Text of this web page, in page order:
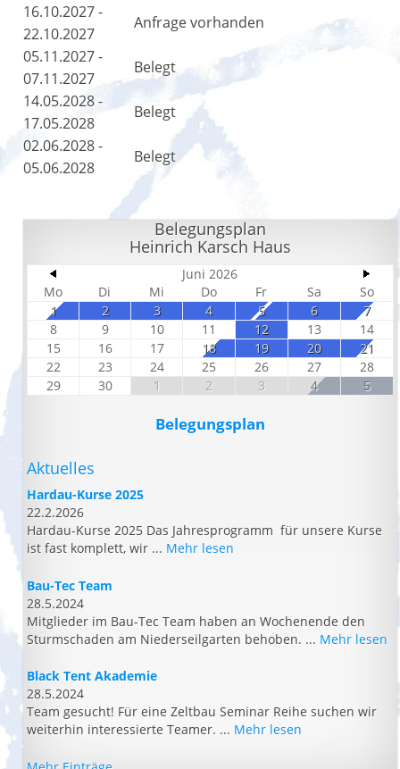
16.10.2027 -
22.10.2027
Anfrage vorhanden
05.11.2027 -
07.11.2027
Belegt
14.05.2028 -
17.05.2028
Belegt
02.06.2028 -
05.06.2028
Belegt
Belegungsplan
Heinrich Karsch Haus
Juni 2026
Mo
Di Mi Do Fr Sa
So
1
2 3 4 5 6
7
8
9 10 11 12 13
14
15
16 17 18 19 20
21
22
23 24 25 26 27
28
29
30 1 2 3 4 5
Belegungsplan
Aktuelles
Hardau-Kurse 2025
22.2.2026
Hardau-Kurse 2025 Das Jahresprogramm für unsere Kurse
ist fast komplett, wir ... Mehr lesen
Bau-Tec Team
28.5.2024
Mitglieder im Bau-Tec Team haben an Wochenende den
Sturmschaden am Niederseilgarten behoben. ... Mehr lesen
Black Tent Akademie
28.5.2024
Team gesucht! Für eine Zeltbau Seminar Reihe suchen wir
weiterhin interessierte Teamer. ... Mehr lesen